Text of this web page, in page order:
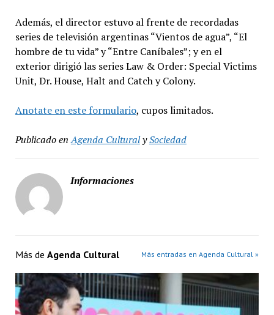
Además, el director estuvo al frente de recordadas
series de televisión argentinas “Vientos de agua”, “El
hombre de tu vida” y “Entre Caníbales”; y en el
exterior dirigió las series Law & Order: Special Victims
Unit, Dr. House, Halt and Catch y Colony.
Anotate en este formulario, cupos limitados.
Publicado en Agenda CulturalySociedad
Informaciones
Más de Agenda Cultural Más entradas en Agenda Cultural »